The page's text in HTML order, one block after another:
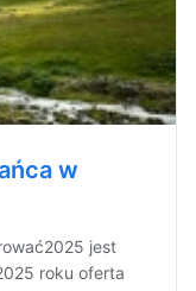
w
jest
roku oferta